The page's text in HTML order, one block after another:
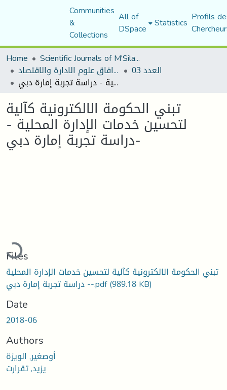
Communities
&
Collections
All of
DSpace Statistics Profils
Home
Scientific Journals of M'Sila University
مجلة افاق علوم الادارة والاقتصاد العدد 03
تبني الحكومة الالكترونية كآلية لتحسين خدمات الإدارة المحلية - دراسة تجربة إمارة دبي-
تبني الحكومة الالكترونية كآلية
لتحسين خدمات الإدارة المحلية -
دراسة تجربة إمارة دبي-
Loading...
Files
تبني الحكومة الالكترونية كآلية لتحسين خدمات الإدارة المحلية
- دراسة تجربة إمارة دبي-.pdf(989.18 KB)
Date
2018-06
Authors
أوصغير, الويزة
يزيد, تقرارت